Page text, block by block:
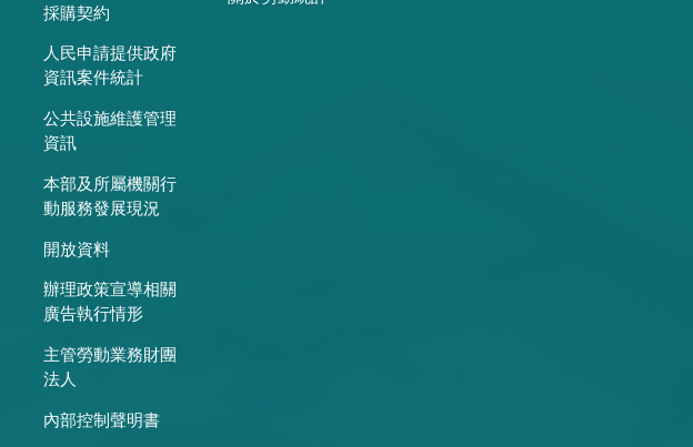
採購契約
人民申請提供政府
資訊案件統計
公共設施維護管理
資訊
本部及所屬機關行
動服務發展現況
開放資料
辦理政策宣導相關
廣告執行情形
主管勞動業務財團
法人
內部控制聲明書